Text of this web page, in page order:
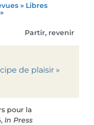
» Libres
»
Partir, revenir
de plaisir »
pour la
In Press